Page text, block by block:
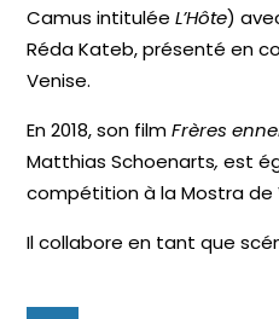
Camus intituléeL’Hôte)
Réda Kateb, présenté en
Venise.
En 2018, son filmFrères
Matthias Schoenarts, est
compétition à la Mostra de
Il collabore en tant que